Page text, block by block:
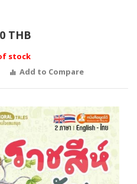
THB
stock
Add to Compare